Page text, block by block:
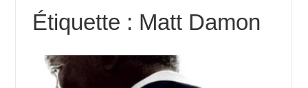
Étiquette : Matt Damon